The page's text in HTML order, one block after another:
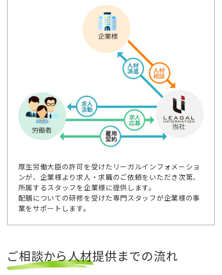
厚生労働大臣の許可を受けたリーガルインフォメーショ
ンが、企業様より求人・求職のご依頼をいただき次第、
所属するスタッフを企業様に提供します。
配膳についての研修を受けた専門スタッフが企業様の事
業をサポートします。
ご相談から人材提供までの流れ